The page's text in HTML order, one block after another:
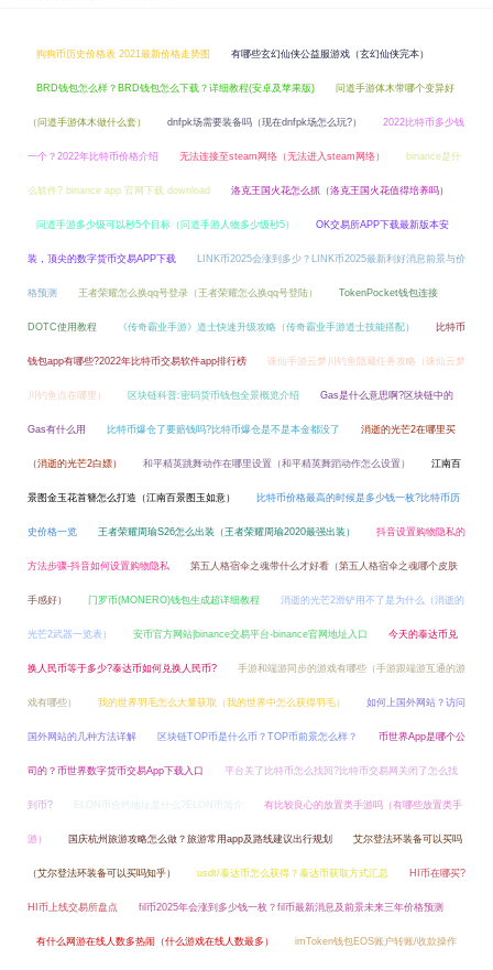
狗狗币历史价格表 2021最新价格走势图 有哪些玄幻仙侠公益服游戏（玄幻仙侠完本）
BRD钱包怎么样？BRD钱包怎么下载？详细教程(安卓及苹果版) 问道手游体木带哪个变异好
（问道手游体木做什么套） dnfpk场需要装备吗（现在dnfpk场怎么玩?） 2022比特币多少钱
一个？2022年比特币价格介绍 无法连接至steam网络（无法进入steam网络） binance是什
么软件? binance app 官网下载 download 洛克王国火花怎么抓（洛克王国火花值得培养吗）
问道手游多少级可以秒5个目标（问道手游人物多少级秒5） OK交易所APP下载最新版本安
装，顶尖的数字货币交易APP下载 LINK币2025会涨到多少？LINK币2025最新利好消息前景与价
格预测 王者荣耀怎么换qq号登录（王者荣耀怎么换qq号登陆） TokenPocket钱包连接
DOTC使用教程 《传奇霸业手游》道士快速升级攻略（传奇霸业手游道士技能搭配） 比特币
钱包app有哪些?2022年比特币交易软件app排行榜 诛仙手游云梦川钓鱼隐藏任务攻略（诛仙云梦
川钓鱼点在哪里） 区块链科普:密码货币钱包全景概览介绍 Gas是什么意思啊?区块链中的
Gas有什么用 比特币爆仓了要赔钱吗?比特币爆仓是不是本金都没了 消逝的光芒2在哪里买
（消逝的光芒2白嫖） 和平精英跳舞动作在哪里设置（和平精英舞蹈动作怎么设置） 江南百
景图金玉花首簪怎么打造（江南百景图玉如意） 比特币价格最高的时候是多少钱一枚?比特币历
史价格一览 王者荣耀周瑜S26怎么出装（王者荣耀周瑜2020最强出装） 抖音设置购物隐私的
方法步骤-抖音如何设置购物隐私 第五人格宿伞之魂带什么才好看（第五人格宿伞之魂哪个皮肤
手感好） 门罗币(MONERO)钱包生成超详细教程 消逝的光芒2滑铲用不了是为什么（消逝的
光芒2武器一览表） 安币官方网站|binance交易平台-binance官网地址入口 今天的泰达币兑
换人民币等于多少?泰达币如何兑换人民币? 手游和端游同步的游戏有哪些（手游跟端游互通的游
戏有哪些） 我的世界羽毛怎么大量获取（我的世界中怎么获得羽毛） 如何上国外网站？访问
国外网站的几种方法详解 区块链TOP币是什么币？TOP币前景怎么样？ 币世界App是哪个公
司的？币世界数字货币交易App下载入口 平台关了比特币怎么找回?比特币交易网关闭了怎么找
到币? ELON币合约地址是什么?ELON币简介 有比较良心的放置类手游吗（有哪些放置类手
游） 国庆杭州旅游攻略怎么做？旅游常用app及路线建议出行规划 艾尔登法环装备可以买吗
（艾尔登法环装备可以买吗知乎） usdt/泰达币怎么获得？泰达币获取方式汇总 HI币在哪买?
HI币上线交易所盘点 fil币2025年会涨到多少钱一枚？fil币最新消息及前景未来三年价格预测
有什么网游在线人数多热闹（什么游戏在线人数最多） imToken钱包EOS账户转账/收款操作